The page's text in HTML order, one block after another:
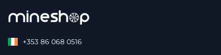
+353 86 068 0516